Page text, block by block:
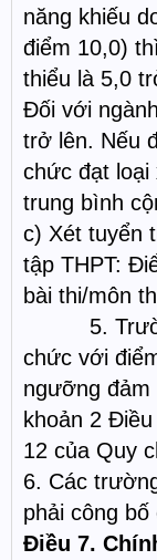
năng khiếu
điểm 10,0)
thiểu là 5,0
Đối với
trở lên. Nếu
chức đạt
trung bình
c) Xét tuyển
tập THPT:
bài thi/môn
5. Trường
chức với
ngưỡng đảm
khoản 2
12 của Quy
6. Các
phải công
Điều 7.